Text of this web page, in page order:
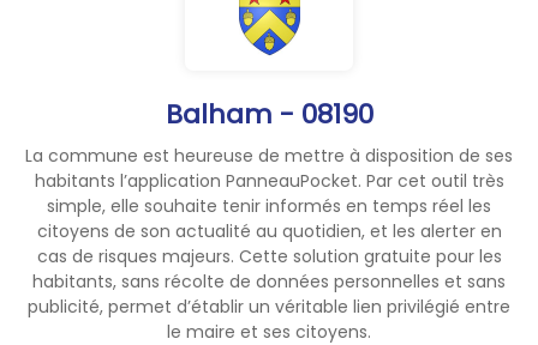
Balham - 08190
La commune est heureuse de mettre à disposition de ses
habitants l’application PanneauPocket. Par cet outil très
simple, elle souhaite tenir informés en temps réel les
citoyens de son actualité au quotidien, et les alerter en
cas de risques majeurs. Cette solution gratuite pour les
habitants, sans récolte de données personnelles et sans
publicité, permet d’établir un véritable lien privilégié entre
le maire et ses citoyens.